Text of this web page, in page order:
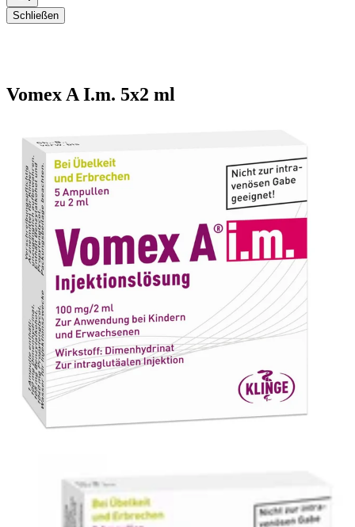
Schließen
Vomex A I.m. 5x2 ml